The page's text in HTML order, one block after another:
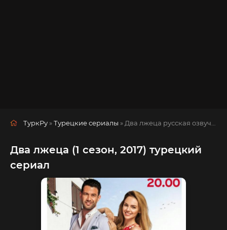
ТуркРу »Турецкие сериалы » Два лжеца русская озвучка смотреть полностью онлайн!
Два лжеца (1 сезон, 2017) турецкий
сериал